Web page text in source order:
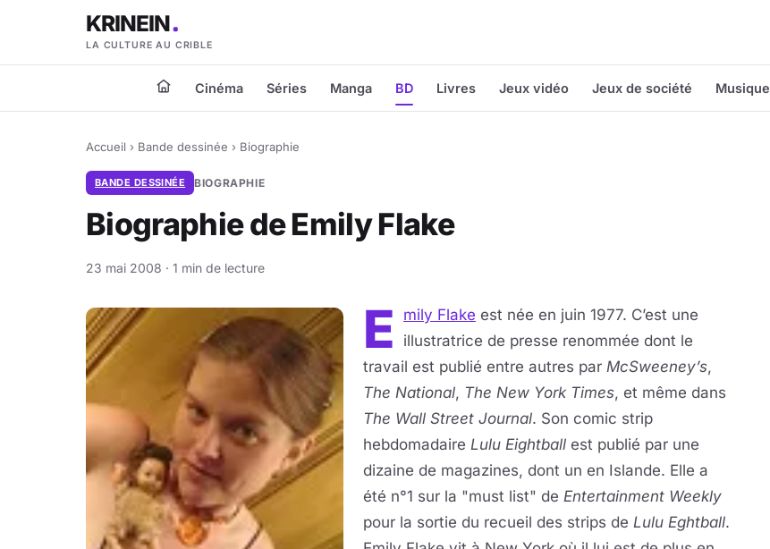
KRINEIN
LA CULTURE AU CRIBLE
Cinéma Séries Manga BD Livres Jeux vidéo Jeux de société Musique
Accueil › Bande dessinée › Biographie
BANDE DESSINÉE BIOGRAPHIE
Biographie de Emily Flake
23 mai 2008 · 1 min de lecture
E mily Flake est née en juin 1977. C’est une
illustratrice de presse renommée dont le
travail est publié entre autres par McSweeney’s,
The National, The New York Times, et même dans
The Wall Street Journal. Son comic strip
hebdomadaire Lulu Eightball est publié par une
dizaine de magazines, dont un en Islande. Elle a
été n°1 sur la "must list" de Entertainment Weekly
pour la sortie du recueil des strips de Lulu Eghtball.